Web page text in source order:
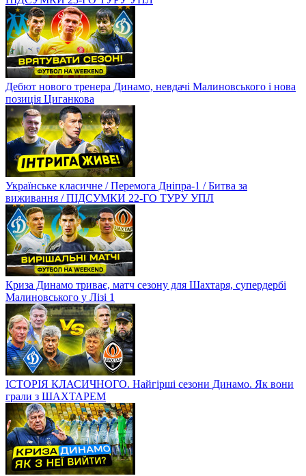
Дебют нового тренера Динамо, невдачі Малиновського і нова
позиція Циганкова
Українське класичне / Перемога Дніпра-1 / Битва за
виживання / ПІДСУМКИ 22-ГО ТУРУ УПЛ
Криза Динамо триває, матч сезону для Шахтаря, супердербі
Малиновського у Лізі 1
ІСТОРІЯ КЛАСИЧНОГО. Найгірші сезони Динамо. Як вони
грали з ШАХТАРЕМ